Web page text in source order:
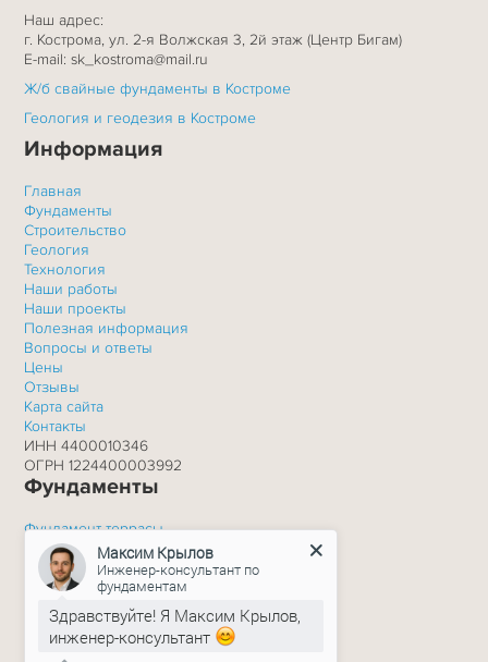
Наш адрес:
г. Кострома, ул. 2-я Волжская 3, 2й этаж (Центр Бигам)
E-mail: sk_kostroma@mail.ru
Ж/б свайные фундаменты в Костроме
Геология и геодезия в Костроме
Информация
Главная
Фундаменты
Строительство
Геология
Технология
Наши работы
Наши проекты
Полезная информация
Вопросы и ответы
Цены
Отзывы
Карта сайта
Контакты
ИНН 4400010346
ОГРН 1224400003992
Фундаменты
Фундамент террасы
Фундамент на склоне
Фундамент с бетонным ростверком
Фундамент с обвязкой швеллером
Фундамент для дома или бани
Фундамент мачт освещения
Фундамент пром. зданий
Максим Крылов
Инженер-консультант по
фундаментам
Здравствуйте! Я Максим Крылов,
инженер-консультант